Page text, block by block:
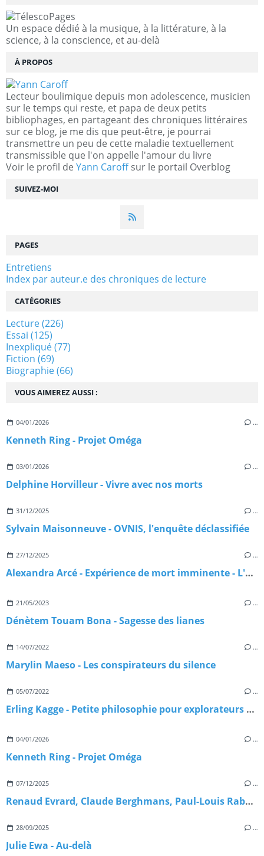
SUIVEZ-MOI
Un espace dédié à la musique, à la littérature, à la
science, à la conscience, et au-delà
À PROPOS
Lecteur boulimique depuis mon adolescence, musicien
sur le temps qui reste, et papa de deux petits
bibliophages, en partageant des chroniques littéraires
sur ce blog, je me dis que peut-être, je pourrai
transmettre un peu de cette maladie textuellement
transmissible que l'on appelle l'amour du livre
Voir le profil de Yann Caroffsur le portail Overblog
VOUS AIMEREZ AUSSI :
04/01/2026 …
Kenneth Ring - Projet Oméga
03/01/2026 …
Delphine Horvilleur - Vivre avec nos morts
31/12/2025 …
Sylvain Maisonneuve - OVNIS, l'enquête déclassifiée
27/12/2025 …
Alexandra Arcé - Expérience de mort imminente - L'approche jungienne
21/05/2023 …
Dénètem Touam Bona - Sagesse des lianes
14/07/2022 …
Marylin Maeso - Les conspirateurs du silence
05/07/2022 …
Erling Kagge - Petite philosophie pour explorateurs polaires
04/01/2026 …
Kenneth Ring - Projet Oméga
07/12/2025 …
Renaud Evrard, Claude Berghmans, Paul-Louis Rabeyron - Grand manuel de parapsychologie scientifique
28/09/2025 …
Julie Ewa - Au-delà
PAGES
Entretiens
Index par auteur.e des chroniques de lecture
CATÉGORIES
Lecture(226)
Essai (125)
Inexpliqué(77)
Fiction (69)
Biographie(66)